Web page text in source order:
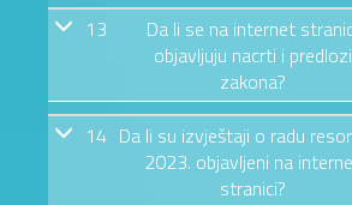
13
Da li se na internet
objavljuju nacrti i predlozi
zakona?
14 Da li su izvještaji o radu
2023. objavljeni na
stranici?